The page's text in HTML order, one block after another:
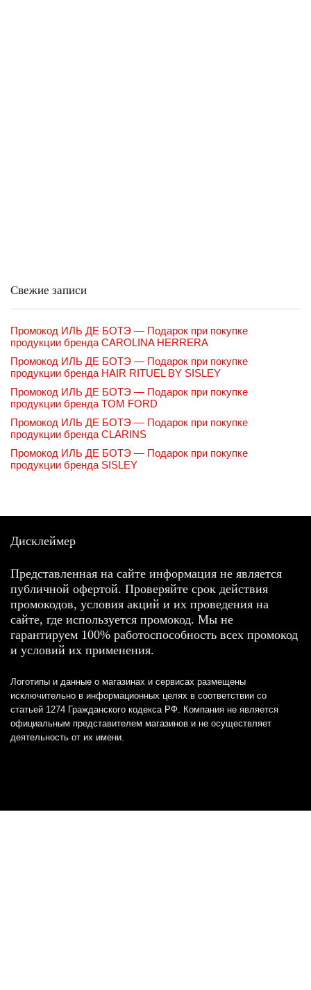
Свежие записи
Промокод ИЛЬ ДЕ БОТЭ — Подарок при покупке
продукции бренда CAROLINA HERRERA
Промокод ИЛЬ ДЕ БОТЭ — Подарок при покупке
продукции бренда HAIR RITUEL BY SISLEY
Промокод ИЛЬ ДЕ БОТЭ — Подарок при покупке
продукции бренда TOM FORD
Промокод ИЛЬ ДЕ БОТЭ — Подарок при покупке
продукции бренда CLARINS
Промокод ИЛЬ ДЕ БОТЭ — Подарок при покупке
продукции бренда SISLEY
Дисклеймер
Представленная на сайте информация не является
публичной офертой. Проверяйте срок действия
промокодов, условия акций и их проведения на
сайте, где используется промокод. Мы не
гарантируем 100% работоспособность всех промокод
и условий их применения.
Логотипы и данные о магазинах и сервисах размещены
исключительно в информационных целях в соответствии со
статьей 1274 Гражданского кодекса РФ. Компания не является
официальным представителем магазинов и не осуществляет
деятельность от их имени.